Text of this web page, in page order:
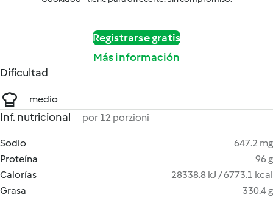
Registrarse gratis
Más información
Dificultad
medio
Inf. nutricional por 12 porzioni
Sodio
647.2 mg
Proteína
96 g
Calorías
28338.8 kJ / 6773.1 kcal
Grasa
330.4 g